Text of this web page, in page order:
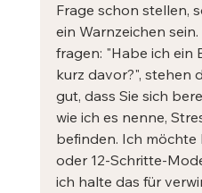
Frage schon stellen,
ein Warnzeichen
fragen: "Habe ich ein
kurz davor?", stehen
gut, dass Sie sich
wie ich es nenne,
befinden. Ich möchte
oder 12-Schritte-
ich halte das für